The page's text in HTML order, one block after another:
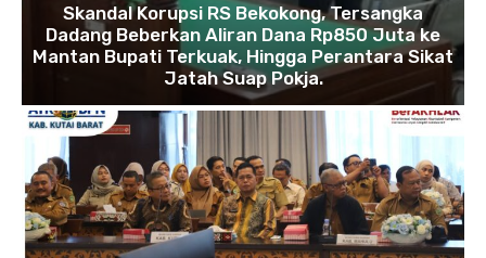
Skandal Korupsi RS Bekokong, Tersangka
Dadang Beberkan Aliran Dana Rp850 Juta ke
Mantan Bupati Terkuak, Hingga Perantara Sikat
Jatah Suap Pokja.